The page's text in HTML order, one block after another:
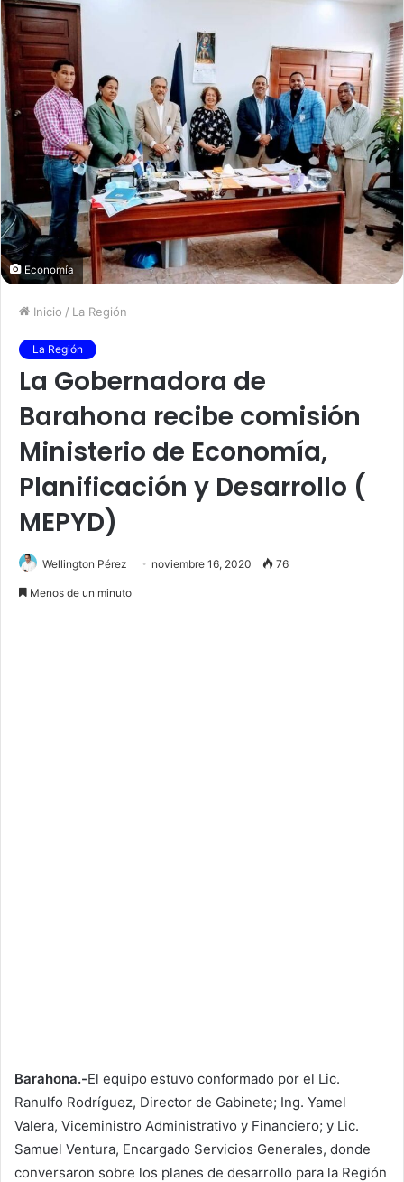
Economía
Inicio / La Región
La Región
La Gobernadora de
Barahona recibe comisión
Ministerio de Economía,
Planificación y Desarrollo (
MEPYD)
Wellington Pérez noviembre 16, 2020 76
Menos de un minuto
Barahona.-El equipo estuvo conformado por el Lic.
Ranulfo Rodríguez, Director de Gabinete; Ing. Yamel
Valera, Viceministro Administrativo y Financiero; y Lic.
Samuel Ventura, Encargado Servicios Generales, donde
conversaron sobre los planes de desarrollo para la Región